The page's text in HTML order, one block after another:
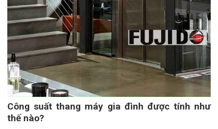
Công suất thang máy gia đình được tính như
thế nào?